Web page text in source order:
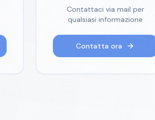
Contattaci via mail per
qualsiasi informazione
Contatta ora